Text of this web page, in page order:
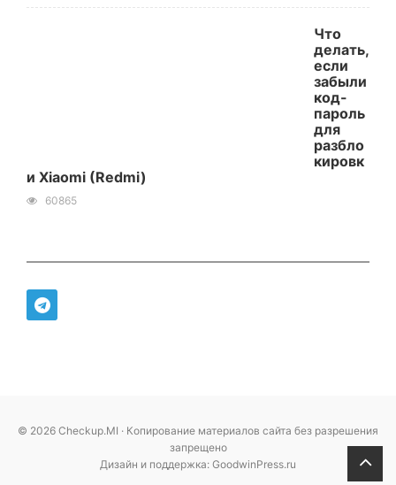
Что
делать,
если
забыли
код-
пароль
для
разбло
кировк
и Xiaomi (Redmi)
60865
© 2026 Checkup.MI · Копирование материалов сайта без разрешения
запрещено
Дизайн и поддержка: GoodwinPress.ru